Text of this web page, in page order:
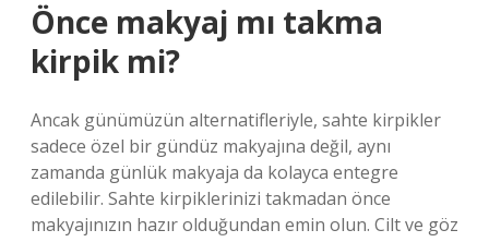
Önce makyaj mı takma
kirpik mi?
Ancak günümüzün alternatifleriyle, sahte kirpikler
sadece özel bir gündüz makyajına değil, aynı
zamanda günlük makyaja da kolayca entegre
edilebilir. Sahte kirpiklerinizi takmadan önce
makyajınızın hazır olduğundan emin olun. Cilt ve göz